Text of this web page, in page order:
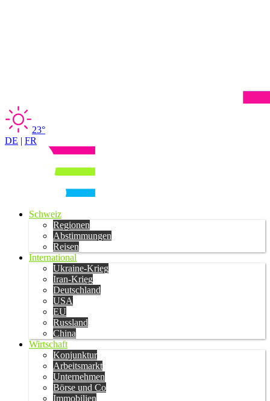
23°
DE | FR
Schweiz
Regionen
Abstimmungen
Reisen
International
Ukraine-Krieg
Iran-Krieg
Deutschland
USA
EU
Russland
China
Wirtschaft
Konjunktur
Arbeitsmarkt
Unternehmen
Börse und Co
Immobilien